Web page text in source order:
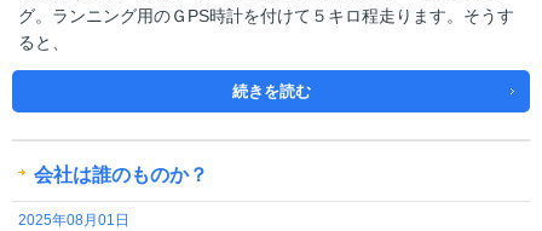
グ。ランニング用のＧPS時計を付けて５キロ程走ります。そうす
ると、
続きを読む
会社は誰のものか？
2025年08月01日